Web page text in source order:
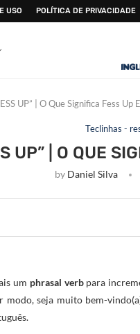
USO POLÍTICA DE PRIVACIDADE
UP” | O Que Significa Fess Up
Teclinhas -
UP” | O QUE
by Daniel Silva
um phrasal verbpara
modo, seja muito bem-